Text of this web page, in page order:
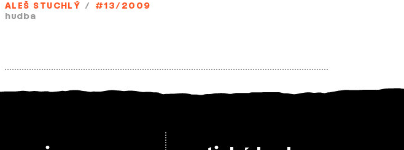
ALEŠ STUCHLÝ /
#13/2009
hudba